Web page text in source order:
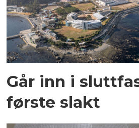
Går inn i
første slakt